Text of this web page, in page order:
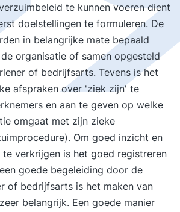
te kunnen voeren dient
doelstellingen te formuleren. De
in belangrijke mate bepaald
organisatie of samen opgesteld
of bedrijfsarts. Tevens is het
afspraken over 'ziek zijn' te
en aan te geven op welke
omgaat met zijn zieke
Om goed inzicht en
verkrijgen is het goed registreren
goede begeleiding door de
of bedrijfsarts is het maken van
belangrijk. Een goede manier